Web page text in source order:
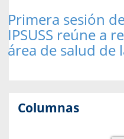
Primera sesión
IPSUSS reúne a
área de salud de
Columnas